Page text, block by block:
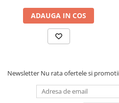
ADAUGA IN COS
Newsletter Nu rata ofertele si